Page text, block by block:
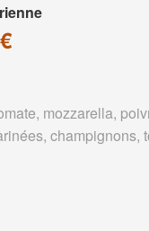
mozzarella,
champignons,